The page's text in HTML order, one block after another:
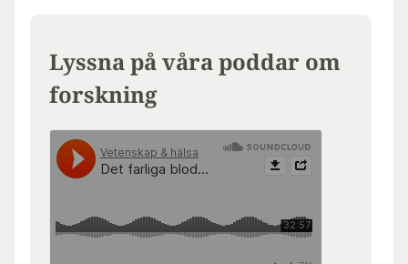
Lyssna på våra poddar om
forskning